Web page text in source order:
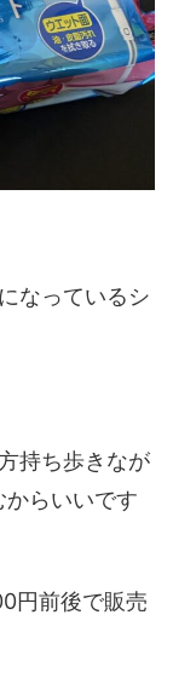
なっているシ
持ち歩きなが
からいいです
円前後で販売